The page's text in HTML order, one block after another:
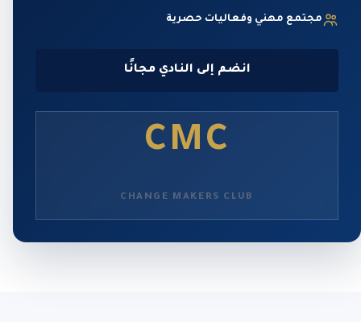
مجتمع مهني وفعاليات حصرية
انضم إلى النادي مجانًا
CMC
CHANGE MAKERS CLUB